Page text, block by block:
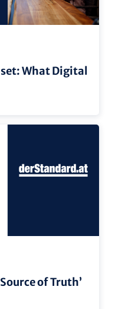
What Digital
of Truth’